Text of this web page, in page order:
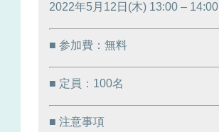
2022年5月12日(木) 13:00 – 14:00
■ 参加費：無料
■ 定員：100名
■ 注意事項